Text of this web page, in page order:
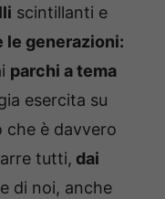
scintillanti e
le generazioni:
parchi a tema
esercita su
che è davvero
tutti, dai
di noi, anche